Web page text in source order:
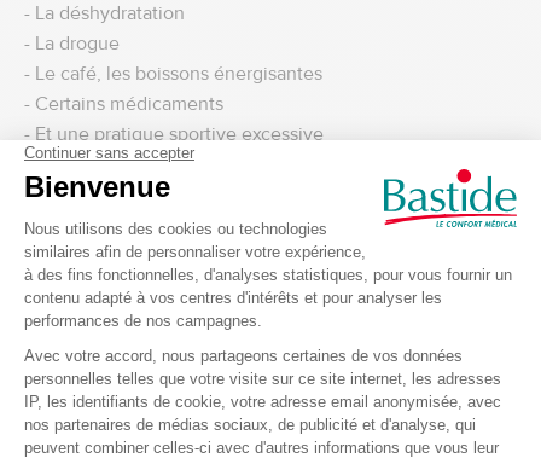
- La déshydratation
- La drogue
- Le café, les boissons énergisantes
- Certains médicaments
- Et une pratique sportive excessive
Quels sont symptômes et impacts de
l'arythmie cardiaque ?
Les arythmies peuvent causer une gamme de symptômes,
des palpitations et une fatigue inhabituelle à des douleurs
thoraciques et des syncopes.
Leur gravité peut varier largement, certaines nécessitant
un traitement médical immédiat.